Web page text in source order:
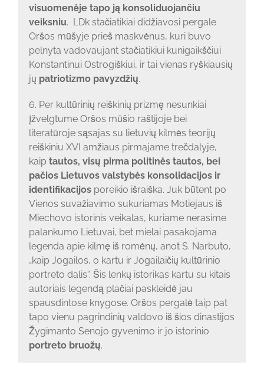
visuomenėje tapo ją konsoliduojančiu
veiksniu. LDk stačiatikiai didžiavosi pergale
Oršos mūšyje prieš maskvėnus, kuri buvo
pelnyta vadovaujant stačiatikiui kunigaikščiui
Konstantinui Ostrogiškiui, ir tai vienas ryškiausių
jų patriotizmo pavyzdžių.
6. Per kultūrinių reiškinių prizmę nesunkiai
įžvelgtume Oršos mūšio raštijoje bei
literatūroje sąsajas su lietuvių kilmės teorijų
reiškiniu XVI amžiaus pirmajame trečdalyje,
kaip tautos, visų pirma politinės tautos, bei
pačios Lietuvos valstybės konsolidacijos ir
identifikacijosporeikio išraiška. Juk būtent po
Vienos suvažiavimo sukuriamas Motiejaus iš
Miechovo istorinis veikalas, kuriame nerasime
palankumo Lietuvai, bet mielai pasakojama
legenda apie kilmę iš romėnų, anot S. Narbuto,
„kaip Jogailos, o kartu ir Jogailaičių kultūrinio
portreto dalis“. Šis lenkų istorikas kartu su kitais
autoriais legendą plačiai paskleidė jau
spausdintose knygose. Oršos pergalė taip pat
tapo vienu pagrindinių valdovo iš šios dinastijos
Žygimanto Senojo gyvenimo ir jo istorinio
portreto bruožų.